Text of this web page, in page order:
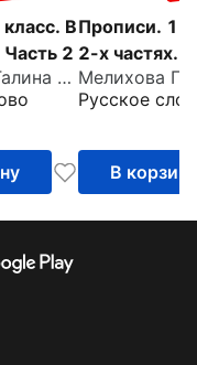
В
Часть 2
Мелихова Галина Ивановна
Прописи. 1
2-х частях.
Русское
В корзину